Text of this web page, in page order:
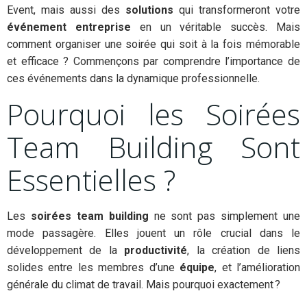
Event, mais aussi des solutions qui transformeront votre
événement entreprise en un véritable succès. Mais
comment organiser une soirée qui soit à la fois mémorable
et efficace ? Commençons par comprendre l’importance de
ces événements dans la dynamique professionnelle.
Pourquoi les Soirées
Team Building Sont
Essentielles ?
Les soirées team building ne sont pas simplement une
mode passagère. Elles jouent un rôle crucial dans le
développement de la productivité, la création de liens
solides entre les membres d’une équipe, et l’amélioration
générale du climat de travail. Mais pourquoi exactement ?